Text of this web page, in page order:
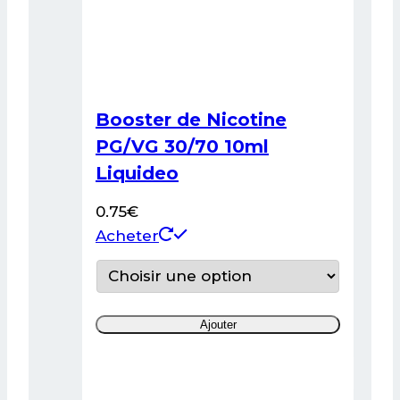
Booster de Nicotine
PG/VG 30/70 10ml
Liquideo
0.75€
Acheter
Ce
produit
a
variations.
Ajouter